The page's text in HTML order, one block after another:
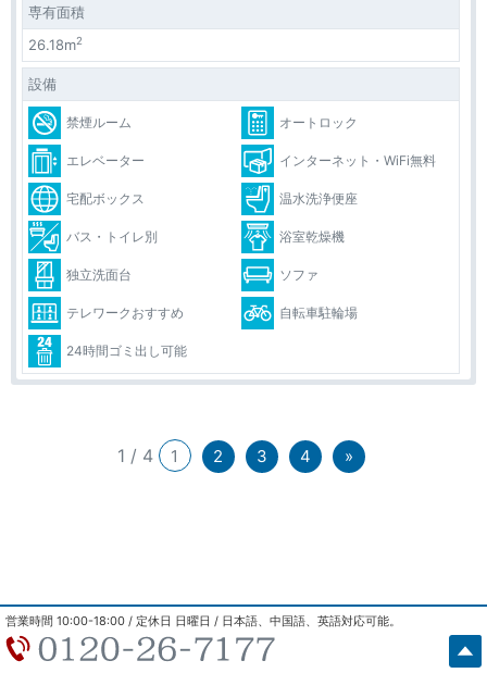
専有面積
26.18m2
設備
禁煙ルーム オートロック
エレベーター インターネット・WiFi無料
宅配ボックス 温水洗浄便座
バス・トイレ別 浴室乾燥機
独立洗面台 ソファ
テレワークおすすめ 自転車駐輪場
24時間ゴミ出し可能
1 / 4 1 2 3 4 »
営業時間 10:00-18:00 / 定休日 日曜日 / 日本語、中国語、英語対応可能。